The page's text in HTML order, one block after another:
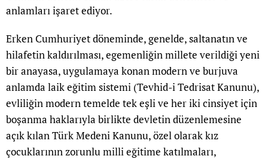
anlamları işaret ediyor.
Erken Cumhuriyet döneminde, genelde, saltanatın ve
hilafetin kaldırılması, egemenliğin millete verildiği yeni
bir anayasa, uygulamaya konan modern ve burjuva
anlamda laik eğitim sistemi (Tevhid-i Tedrisat Kanunu),
evliliğin modern temelde tek eşli ve her iki cinsiyet için
boşanma haklarıyla birlikte devletin düzenlemesine
açık kılan Türk Medeni Kanunu, özel olarak kız
çocuklarının zorunlu milli eğitime katılmaları,